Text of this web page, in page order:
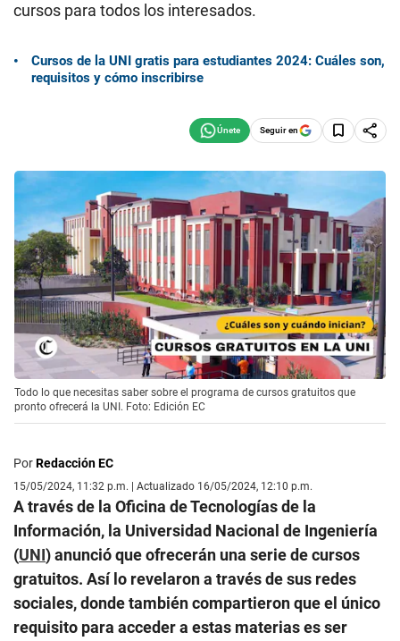
cursos para todos los interesados.
Cursos de la UNI gratis para estudiantes 2024: Cuáles son,
requisitos y cómo inscribirse
Seguir en
Todo lo que necesitas saber sobre el programa de cursos gratuitos que
pronto ofrecerá la UNI. Foto: Edición EC
PorRedacción EC
15/05/2024, 11:32 p.m. | Actualizado 16/05/2024, 12:10 p.m.
A través de la Oficina de Tecnologías de la
Información, la Universidad Nacional de Ingeniería
(UNI) anunció que ofrecerán una serie de cursos
gratuitos. Así lo revelaron a través de sus redes
sociales, donde también compartieron que el único
requisito para acceder a estas materias es ser